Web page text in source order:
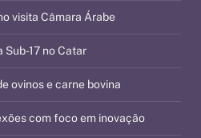
visita Câmara Árabe
Sub-17 no Catar
ovinos e carne bovina
com foco em inovação